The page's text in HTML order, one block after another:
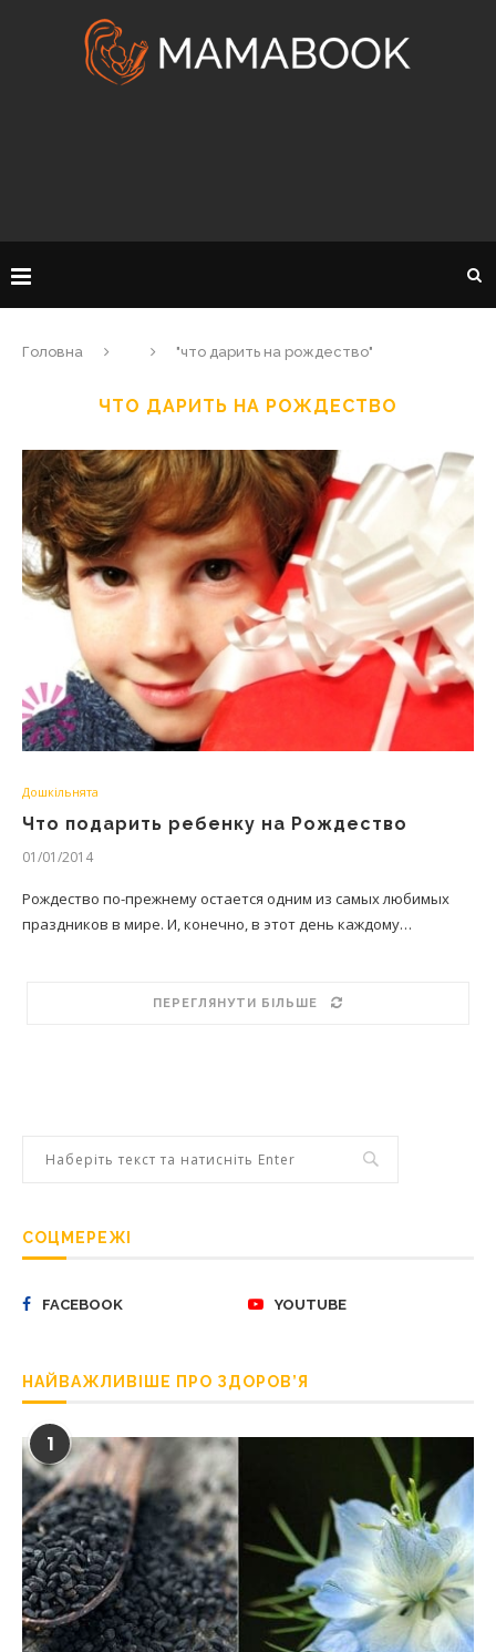
Головна "что дарить на рождество"
ЧТО ДАРИТЬ НА РОЖДЕСТВО
Дошкільнята
Что подарить ребенку на Рождество
01/01/2014
Рождество по-прежнему остается одним из самых любимых
праздников в мире. И, конечно, в этот день каждому…
ПЕРЕГЛЯНУТИ БІЛЬШЕ
СОЦМЕРЕЖІ
FACEBOOK YOUTUBE
НАЙВАЖЛИВІШЕ ПРО ЗДОРОВ’Я
1